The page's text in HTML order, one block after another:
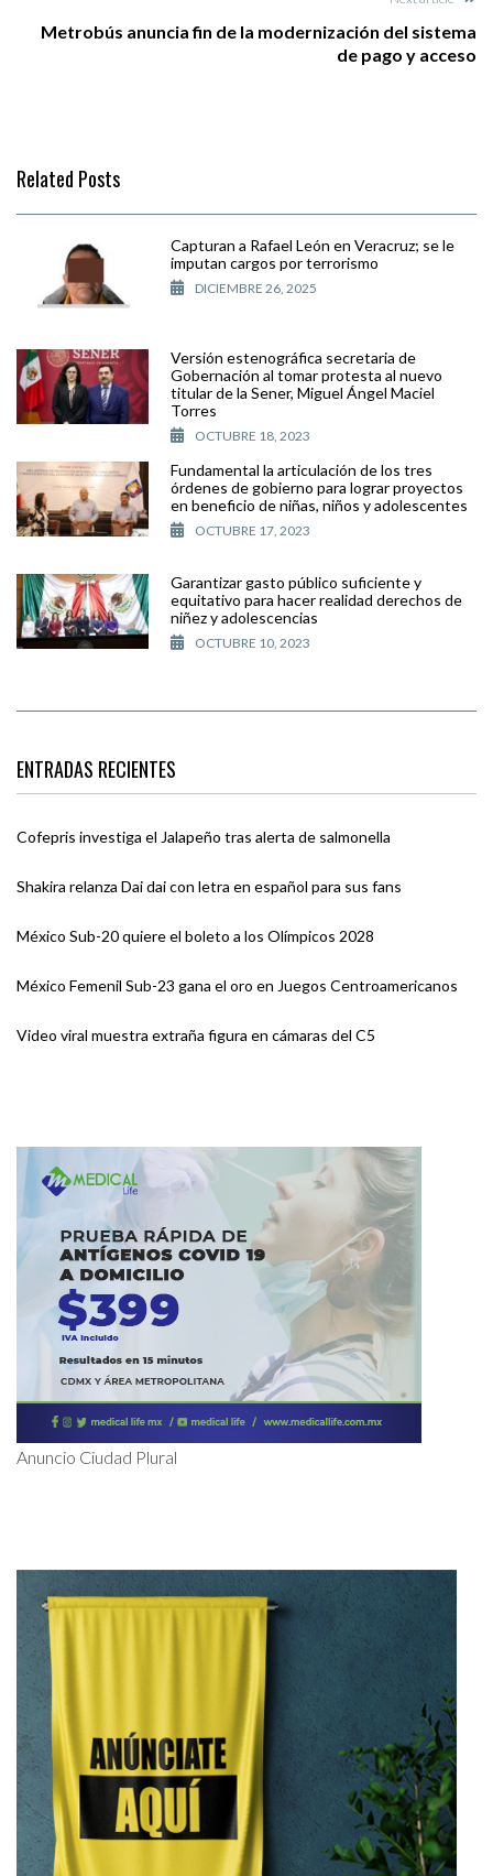
Metrobús anuncia fin de la modernización del sistema
de pago y acceso
Related Posts
Capturan a Rafael León en Veracruz; se le
imputan cargos por terrorismo
DICIEMBRE 26, 2025
Versión estenográfica secretaria de
Gobernación al tomar protesta al nuevo
titular de la Sener, Miguel Ángel Maciel
Torres
OCTUBRE 18, 2023
Fundamental la articulación de los tres
órdenes de gobierno para lograr proyectos
en beneficio de niñas, niños y adolescentes
OCTUBRE 17, 2023
Garantizar gasto público suficiente y
equitativo para hacer realidad derechos de
niñez y adolescencias
OCTUBRE 10, 2023
ENTRADAS RECIENTES
Cofepris investiga el Jalapeño tras alerta de salmonella
Shakira relanza Dai dai con letra en español para sus fans
México Sub-20 quiere el boleto a los Olímpicos 2028
México Femenil Sub-23 gana el oro en Juegos Centroamericanos
Video viral muestra extraña figura en cámaras del C5
Anuncio Ciudad Plural